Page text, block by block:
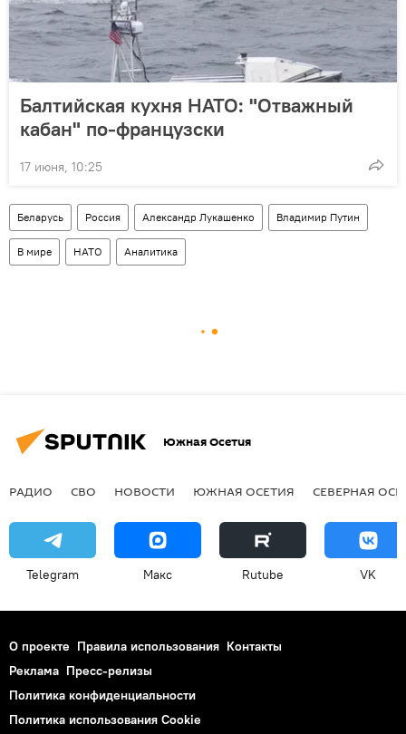
Балтийская кухня НАТО: "Отважный
кабан" по-французски
17 июня, 10:25
Беларусь Россия Александр Лукашенко Владимир Путин
В мире НАТО Аналитика
Южная Осетия
РАДИО СВО НОВОСТИ ЮЖНАЯ ОСЕТИЯ СЕВЕРНАЯ
Telegram Макс Rutube VK
О проекте Правила использования Контакты
Реклама Пресс-релизы
Политика конфиденциальности
Политика использования Cookie